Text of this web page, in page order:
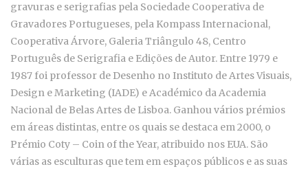
gravuras e serigrafias pela Sociedade Cooperativa de
Gravadores Portugueses, pela Kompass Internacional,
Cooperativa Árvore, Galeria Triângulo 48, Centro
Português de Serigrafia e Edições de Autor. Entre 1979 e
1987 foi professor de Desenho no Instituto de Artes Visuais,
Design e Marketing (IADE) e Académico da Academia
Nacional de Belas Artes de Lisboa. Ganhou vários prémios
em áreas distintas, entre os quais se destaca em 2000, o
Prémio Coty – Coin of the Year, atribuido nos EUA. São
várias as esculturas que tem em espaços públicos e as suas